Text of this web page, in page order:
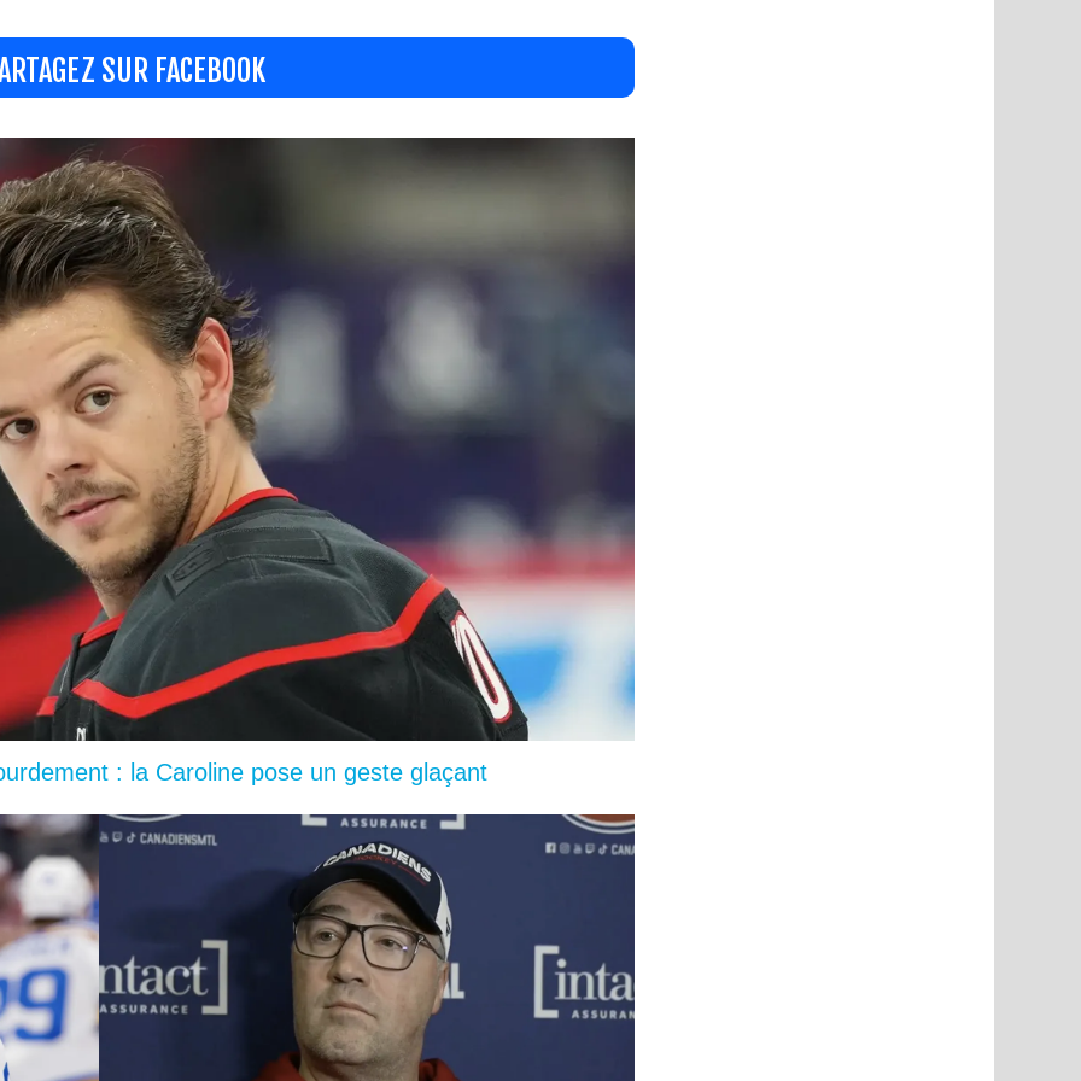
SUR FACEBOOK
: la Caroline pose un geste glaçant